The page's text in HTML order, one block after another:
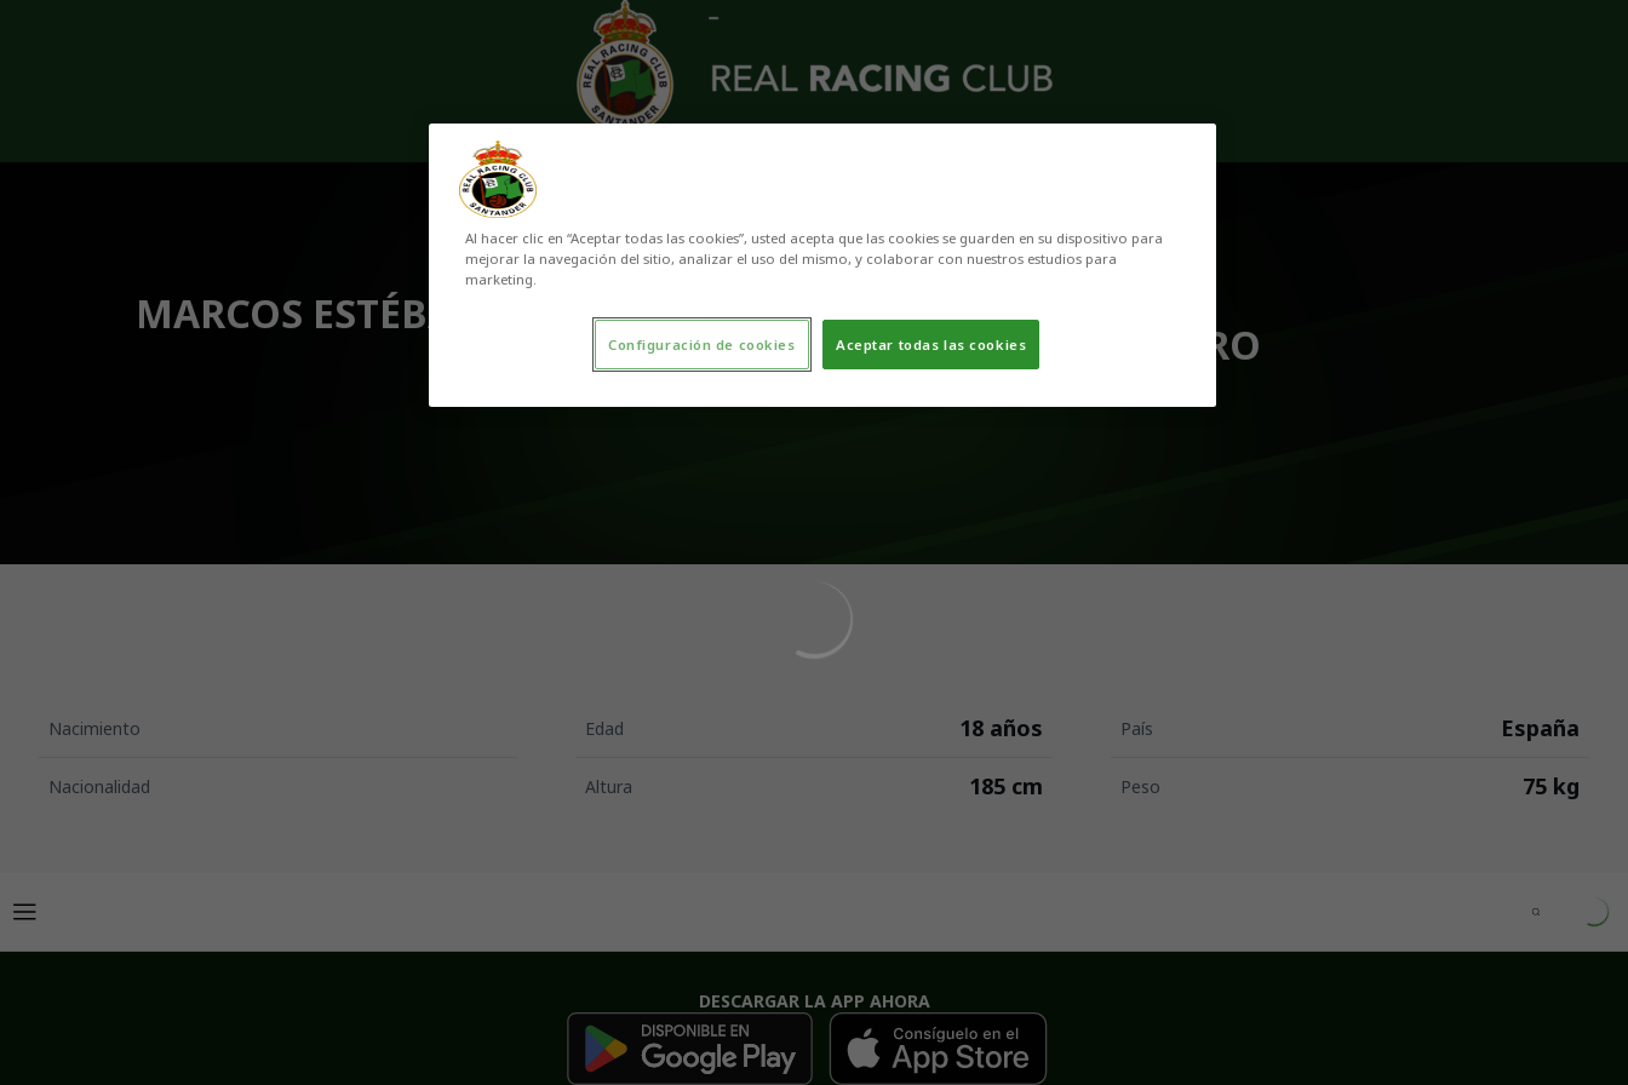
Skip to main content
MARCOS ESTÉBANEZ
1
PORTERO
Nacimiento Edad 18 años País España
Nacionalidad Altura 185 cm Peso 75 kg
DESCARGAR LA APP AHORA
Al hacer clic en “Aceptar todas las cookies”, usted acepta que las cookies se guarden en su dispositivo para
mejorar la navegación del sitio, analizar el uso del mismo, y colaborar con nuestros estudios para
marketing.
Aceptar todas las cookies
Configuración de cookies